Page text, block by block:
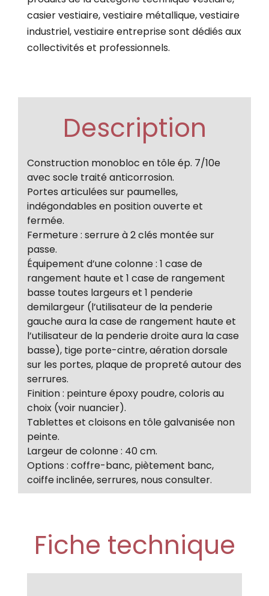
casier vestiaire, vestiaire métallique, vestiaire
industriel, vestiaire entreprise sont dédiés aux
collectivités et professionnels.
Description
Construction monobloc en tôle ép. 7/10e
avec socle traité anticorrosion.
Portes articulées sur paumelles,
indégondables en position ouverte et
fermée.
Fermeture : serrure à 2 clés montée sur
passe.
Équipement d’une colonne : 1 case de
rangement haute et 1 case de rangement
basse toutes largeurs et 1 penderie
demilargeur (l’utilisateur de la penderie
gauche aura la case de rangement haute et
l’utilisateur de la penderie droite aura la case
basse), tige porte-cintre, aération dorsale
sur les portes, plaque de propreté autour des
serrures.
Finition : peinture époxy poudre, coloris au
choix (voir nuancier).
Tablettes et cloisons en tôle galvanisée non
peinte.
Largeur de colonne : 40 cm.
Options : coffre-banc, piètement banc,
coiffe inclinée, serrures, nous consulter.
Fiche technique